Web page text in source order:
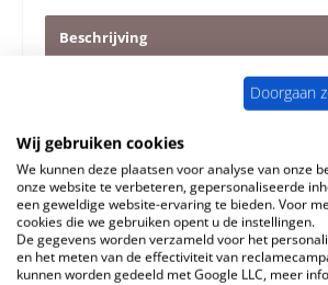
Beschrijving
Spartherm Smarty Spartherm Smarty
Eigenschappen
Informatie over productveiligheid
Doorgaan
Wij gebruiken cookies
We kunnen deze plaatsen voor analyse van onze
onze website te verbeteren, gepersonaliseerde
een geweldige website-ervaring te bieden. Voor
cookies die we gebruiken opent u de instellingen.
De gegevens worden verzameld voor het
en het meten van de effectiviteit van
kunnen worden gedeeld met Google LLC, meer